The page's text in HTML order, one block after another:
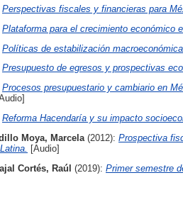
Perspectivas fiscales y financieras para
Plataforma para el crecimiento económico
Políticas de estabilización
Presupuesto de egresos y prospectivas
Procesos presupuestario y cambiario en
Reforma Hacendaría y su impacto
Moya, Marcela (2012): Prospectiva
[Audio]
Cortés, Raúl (2019): Primer semestre